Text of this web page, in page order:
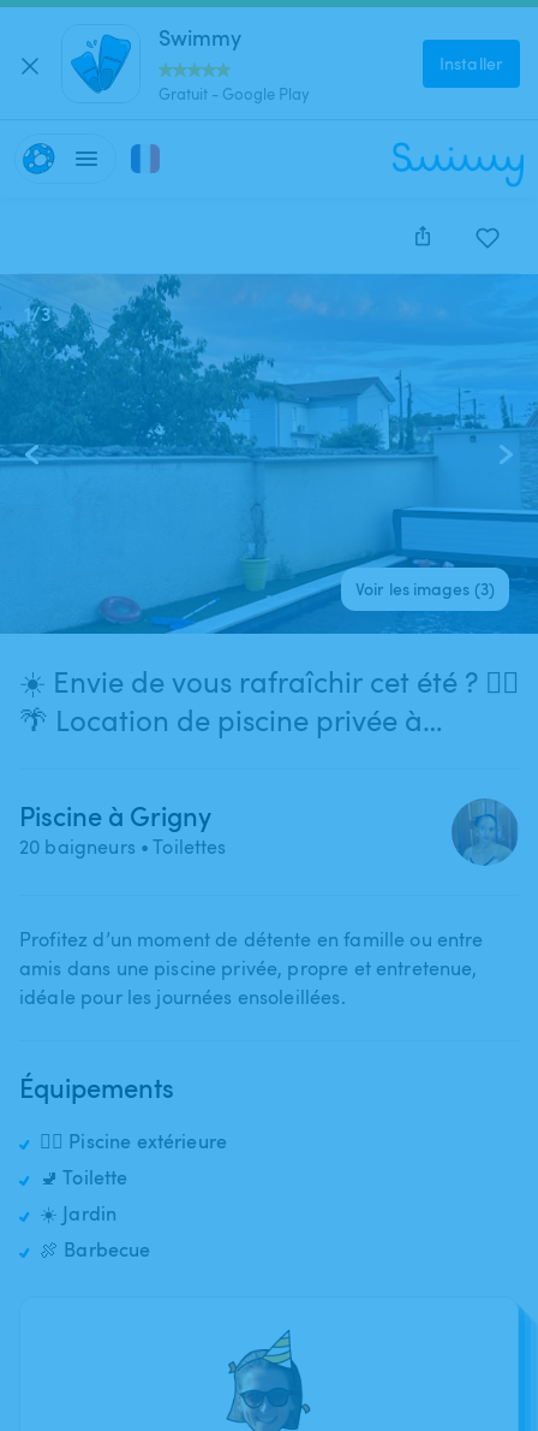
Swimmy
Gratuit - Google Play
Installer
1/3
Voir les images (3)
☀️ Envie de vous rafraîchir cet été ? 🏊‍♀️
🌴 Location de piscine privée à
Piscine à Grigny
20 baigneurs • Toilettes
Profitez d’un moment de détente en famille ou entre
amis dans une piscine privée​,​ propre et entretenue​,​
idéale pour les journées ensoleillées.
Équipements
🏊‍♂️ Piscine extérieure
🚽 Toilette
☀️ Jardin
🍖 Barbecue